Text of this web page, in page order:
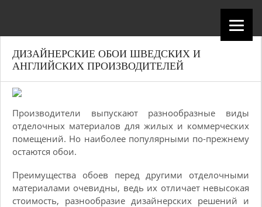
ДИЗАЙНЕРСКИЕ ОБОИ ШВЕДСКИХ И
АНГЛИЙСКИХ ПРОИЗВОДИТЕЛЕЙ
Производители выпускают разнообразные виды
отделочных материалов для жилых и коммерческих
помещений. Но наиболее популярными по-прежнему
остаются обои.
Преимущества обоев перед другими отделочными
материалами очевидны, ведь их отличает невысокая
стоимость, разнообразие дизайнерских решений и